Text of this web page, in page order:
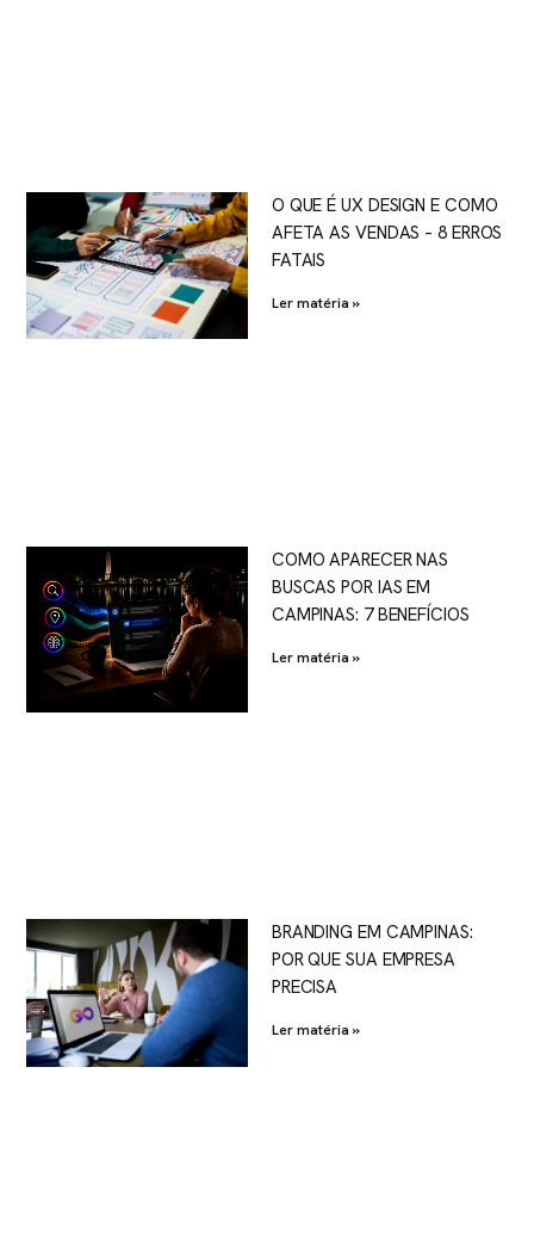
O QUE É UX DESIGN E COMO
AFETA AS VENDAS – 8 ERROS
FATAIS
Ler matéria »
COMO APARECER NAS
BUSCAS POR IAS EM
CAMPINAS: 7 BENEFÍCIOS
Ler matéria »
BRANDING EM CAMPINAS:
POR QUE SUA EMPRESA
PRECISA
Ler matéria »